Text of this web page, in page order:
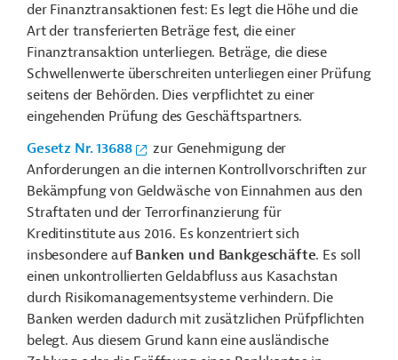
der Finanztransaktionen fest: Es legt die Höhe und die
Art der transferierten Beträge fest, die einer
Finanztransaktion unterliegen. Beträge, die diese
Schwellenwerte überschreiten unterliegen einer Prüfung
seitens der Behörden. Dies verpflichtet zu einer
eingehenden Prüfung des Geschäftspartners.
Gesetz Nr. 13688
zur Genehmigung der
Anforderungen an die internen Kontrollvorschriften zur
Bekämpfung von Geldwäsche von Einnahmen aus den
Straftaten und der Terrorfinanzierung für
Kreditinstitute aus 2016. Es konzentriert sich
insbesondere auf Banken und Bankgeschäfte. Es soll
einen unkontrollierten Geldabfluss aus Kasachstan
durch Risikomanagementsysteme verhindern. Die
Banken werden dadurch mit zusätzlichen Prüfpflichten
belegt. Aus diesem Grund kann eine ausländische